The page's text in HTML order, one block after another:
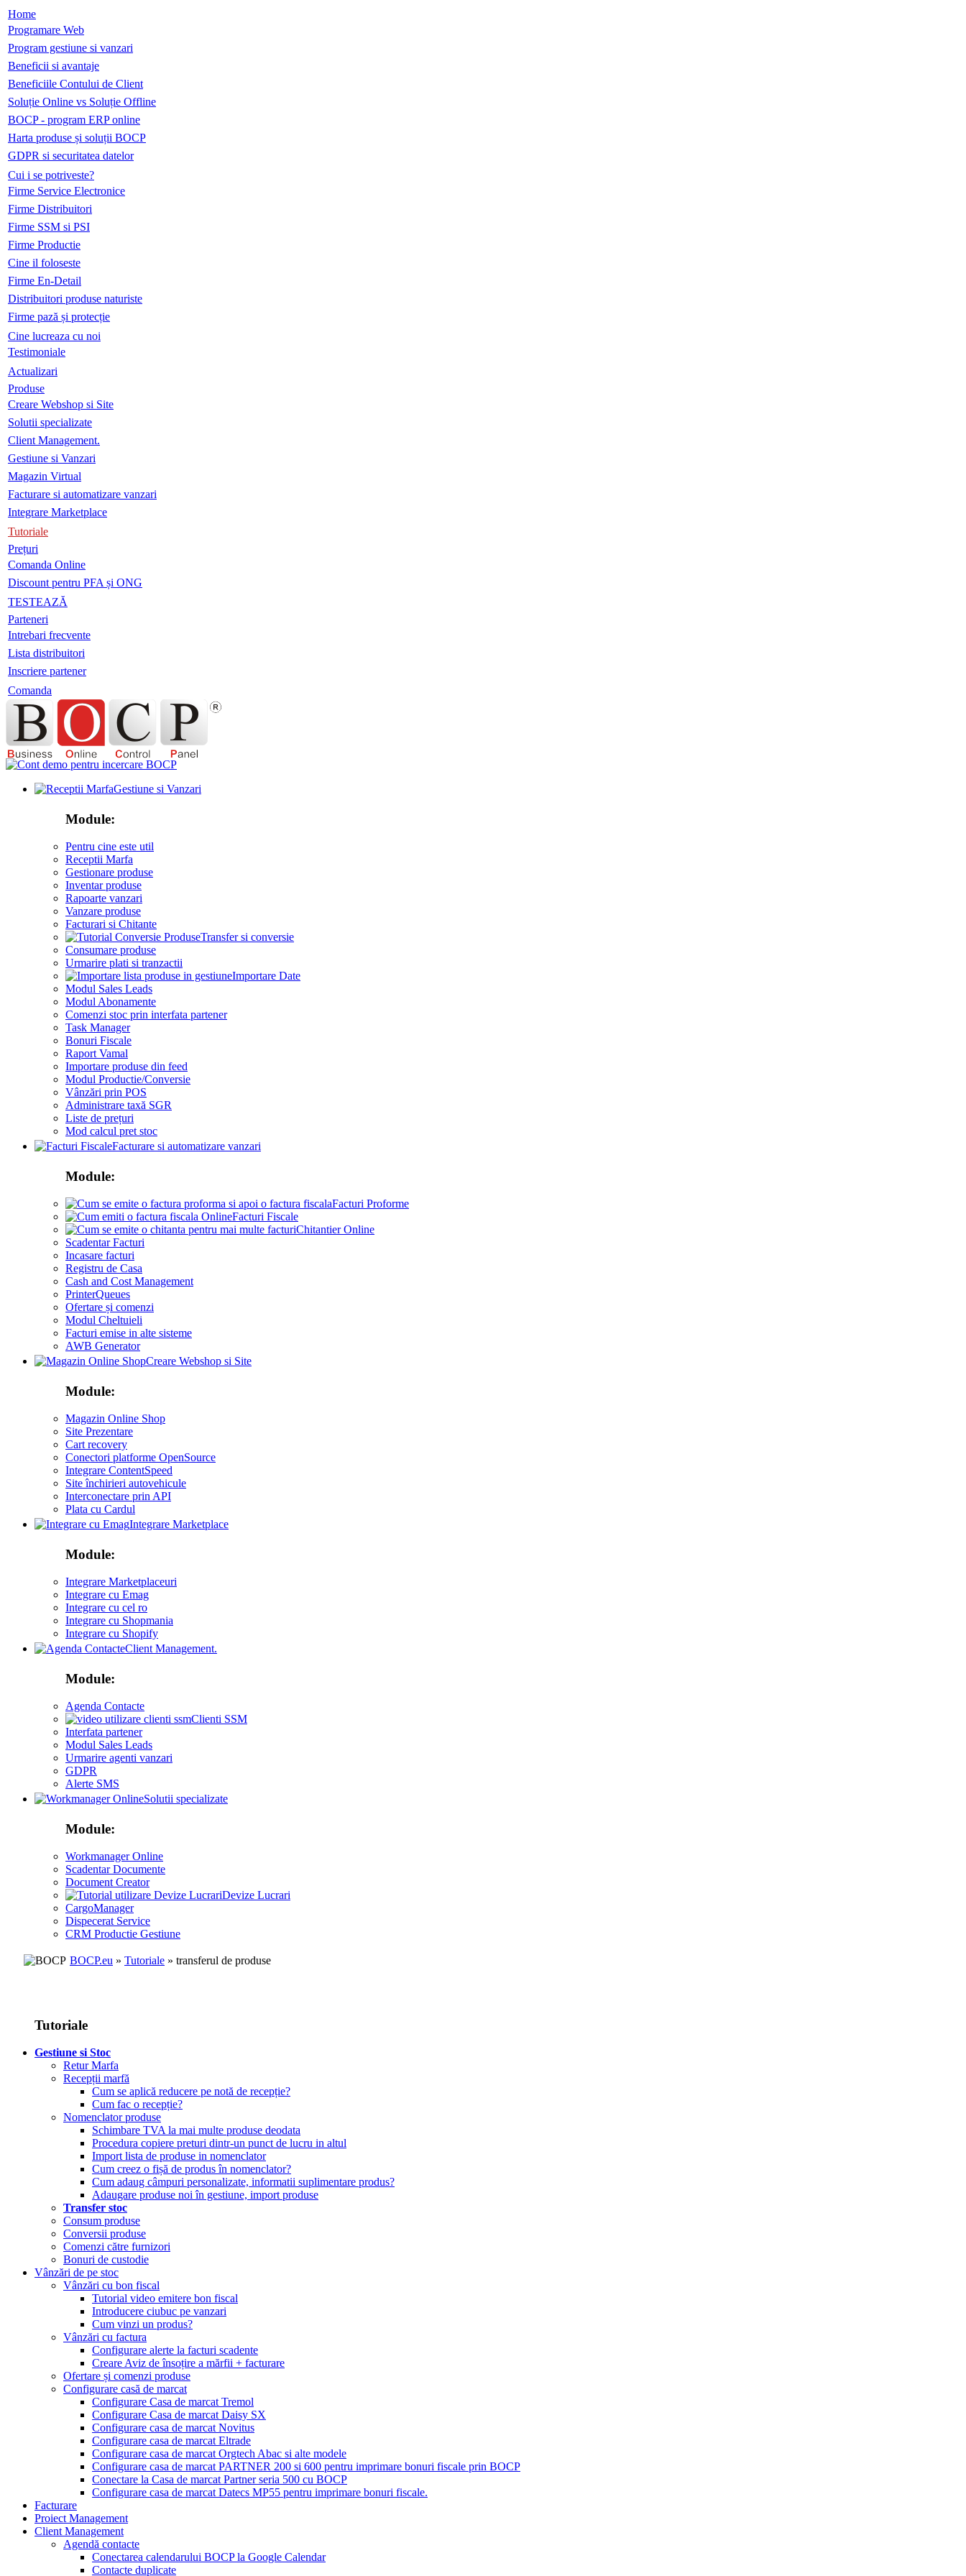
Home
Programare Web
Program gestiune si vanzari
Beneficii si avantaje
Beneficiile Contului de Client
Soluție Online vs Soluție Offline
BOCP - program ERP online
Harta produse și soluții BOCP
GDPR si securitatea datelor
Cui i se potriveste?
Firme Service Electronice
Firme Distribuitori
Firme SSM si PSI
Firme Productie
Cine il foloseste
Firme En-Detail
Distribuitori produse naturiste
Firme pază și protecție
Cine lucreaza cu noi
Testimoniale
Actualizari
Produse
Creare Webshop si Site
Solutii specializate
Client Management.
Gestiune si Vanzari
Magazin Virtual
Facturare si automatizare vanzari
Integrare Marketplace
Tutoriale
Prețuri
Comanda Online
Discount pentru PFA și ONG
TESTEAZĂ
Parteneri
Intrebari frecvente
Lista distribuitori
Inscriere partener
Comanda
Gestiune si Vanzari
Module:
Pentru cine este util
Receptii Marfa
Gestionare produse
Inventar produse
Rapoarte vanzari
Vanzare produse
Facturari si Chitante
Transfer si conversie
Consumare produse
Urmarire plati si tranzactii
Importare Date
Modul Sales Leads
Modul Abonamente
Comenzi stoc prin interfata partener
Task Manager
Bonuri Fiscale
Raport Vamal
Importare produse din feed
Modul Productie/Conversie
Vânzări prin POS
Administrare taxă SGR
Liste de prețuri
Mod calcul pret stoc
Facturare si automatizare vanzari
Module:
Facturi Proforme
Facturi Fiscale
Chitantier Online
Scadentar Facturi
Incasare facturi
Registru de Casa
Cash and Cost Management
PrinterQueues
Ofertare și comenzi
Modul Cheltuieli
Facturi emise in alte sisteme
AWB Generator
Creare Webshop si Site
Module:
Magazin Online Shop
Site Prezentare
Cart recovery
Conectori platforme OpenSource
Integrare ContentSpeed
Site închirieri autovehicule
Interconectare prin API
Plata cu Cardul
Integrare Marketplace
Module:
Integrare Marketplaceuri
Integrare cu Emag
Integrare cu cel ro
Integrare cu Shopmania
Integrare cu Shopify
Client Management.
Module:
Agenda Contacte
Clienti SSM
Interfata partener
Modul Sales Leads
Urmarire agenti vanzari
GDPR
Alerte SMS
Solutii specializate
Module:
Workmanager Online
Scadentar Documente
Document Creator
Devize Lucrari
CargoManager
Dispecerat Service
CRM Productie Gestiune
BOCP.eu » Tutoriale » transferul de produse
Tutoriale
Gestiune si Stoc
Retur Marfa
Recepții marfă
Cum se aplică reducere pe notă de recepție?
Cum fac o recepție?
Nomenclator produse
Schimbare TVA la mai multe produse deodata
Procedura copiere preturi dintr-un punct de lucru in altul
Import lista de produse in nomenclator
Cum creez o fișă de produs în nomenclator?
Cum adaug câmpuri personalizate, informatii suplimentare produs?
Adaugare produse noi în gestiune, import produse
Transfer stoc
Consum produse
Conversii produse
Comenzi către furnizori
Bonuri de custodie
Vânzări de pe stoc
Vânzări cu bon fiscal
Tutorial video emitere bon fiscal
Introducere ciubuc pe vanzari
Cum vinzi un produs?
Vânzări cu factura
Configurare alerte la facturi scadente
Creare Aviz de însoțire a mărfii + facturare
Ofertare și comenzi produse
Configurare casă de marcat
Configurare Casa de marcat Tremol
Configurare Casa de marcat Daisy SX
Configurare casa de marcat Novitus
Configurare casa de marcat Eltrade
Configurare casa de marcat Orgtech Abac si alte modele
Configurare casa de marcat PARTNER 200 si 600 pentru imprimare bonuri fiscale prin BOCP
Conectare la Casa de marcat Partner seria 500 cu BOCP
Configurare casa de marcat Datecs MP55 pentru imprimare bonuri fiscale.
Facturare
Proiect Management
Client Management
Agendă contacte
Conectarea calendarului BOCP la Google Calendar
Contacte duplicate